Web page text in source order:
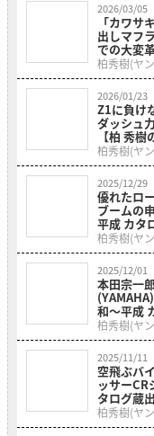
2026/03/05
「カワサ
出しマフ
での大変
ラム
柏秀樹(ヤ
2026/01/23
Z1に負け
ダッシュ
【柏 秀
Vol.27】
柏秀樹(ヤ
2025/12/29
優れたロ
ブームの
平成 カタ
柏秀樹(ヤ
2025/12/01
本田宗一
和〜平成
柏秀樹(ヤ
2025/11/11
空飛ぶバ
ッサー
タログ蔵
柏秀樹(ヤ